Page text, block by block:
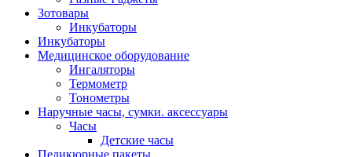
Зотовары
Инкубаторы
Инкубаторы
Медицинское оборудование
Ингаляторы
Термометр
Тонометры
Наручные часы, сумки. аксессуары
Часы
Детские часы
Педикюрные пакеты